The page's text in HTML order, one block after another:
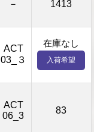
－ 1413
ACT
03_３
在庫なし
入荷希望
ACT
06_3
83